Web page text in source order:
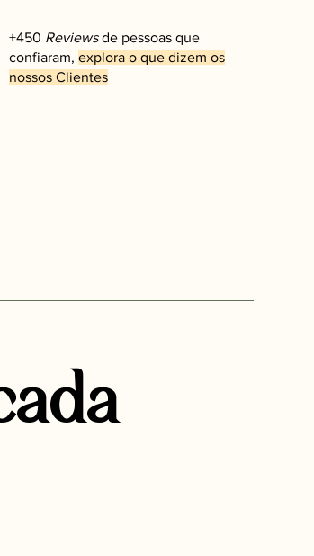
+450 Reviewsde pessoas que
confiaram,explora o que dizem os
nossos Clientes